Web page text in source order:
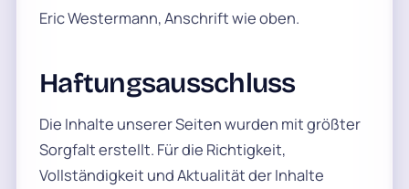
Eric Westermann, Anschrift wie oben.
Haftungsausschluss
Die Inhalte unserer Seiten wurden mit größter
Sorgfalt erstellt. Für die Richtigkeit,
Vollständigkeit und Aktualität der Inhalte